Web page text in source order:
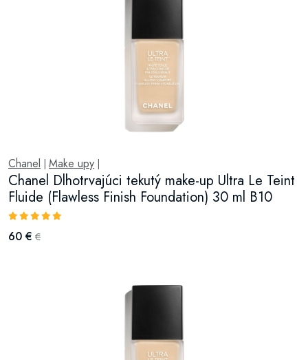
Chanel Make upy
Chanel Dlhotrvajúci tekutý make-up Ultra Le Teint
Fluide (Flawless Finish Foundation) 30 ml B10
60 € €